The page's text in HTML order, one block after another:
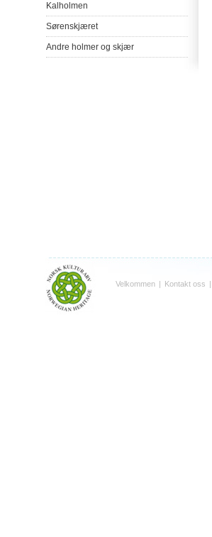
Kalholmen
Sørenskjæret
Andre holmer og skjær
Velkommen | Kontakt oss |